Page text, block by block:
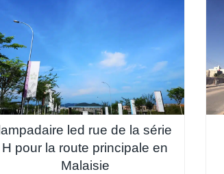
lampadaire led rue de la série
H pour la route principale en
Malaisie